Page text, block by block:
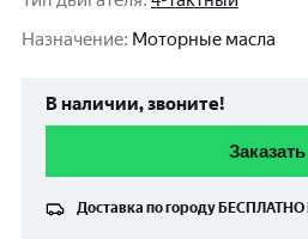
Назначение: Моторные масла
В наличии, звоните!
Заказать
Доставка по городу БЕСПЛАТНО